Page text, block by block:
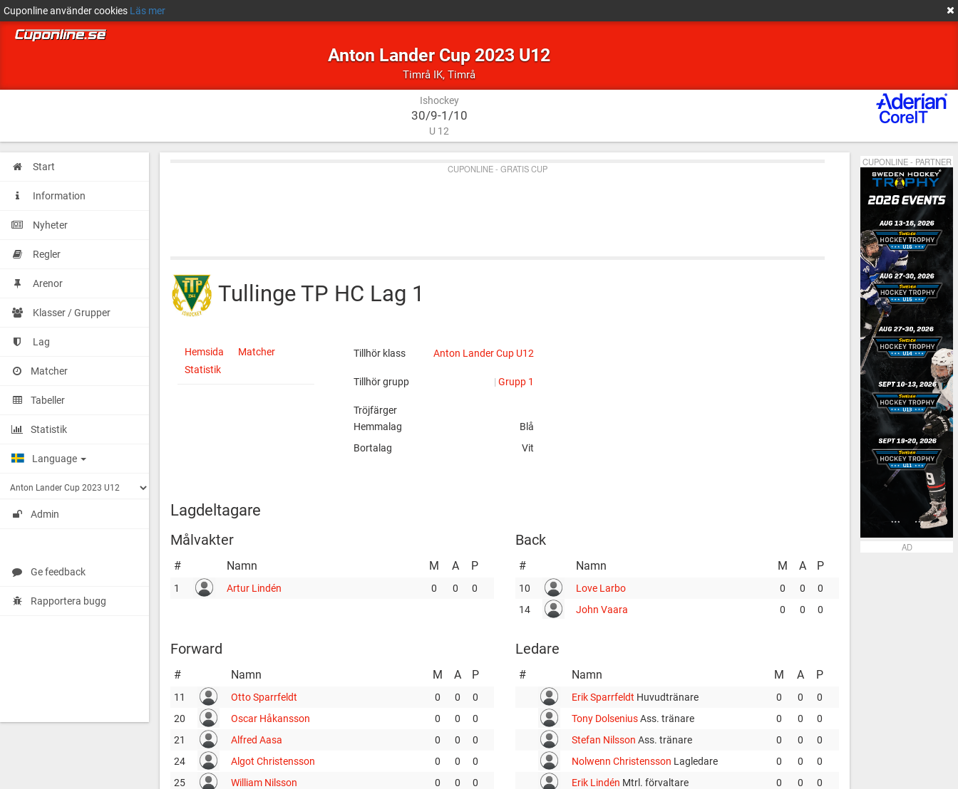
Cuponline använder cookies Läs mer
Anton Lander Cup 2023 U12
Timrå IK, Ishockey
TimråTimrå
Ishockey
30/9-1/10
U 12
Start
Information
Nyheter
Regler
Arenor
Klasser / Grupper
Lag
Matcher
Tabeller
Statistik
Language
Admin
Ge feedback
Rapportera bugg
CUPONLINE - GRATIS CUP
Tullinge TP HC Lag 1
cupid=36706&id=159896
Hemsida
Matcher
Statistik
Tillhör klass Anton Lander Cup U12
Tillhör grupp | Grupp 1
Tröjfärger
Hemmalag
Blå
Bortalag
Vit
Lagdeltagare
Målvakter
# Namn M A P
1 Artur Lindén 0 0 0
Back
# Namn M A P
10 Love Larbo 0 0
0
14
John Vaara 0 0 0
Forward
# Namn M A P
11 Otto Sparrfeldt 0 0
0
20
Oscar Håkansson 0 0
0
21
Alfred Aasa 0 0
0
24
Algot Christensson 0 0
0
25
William Nilsson 0 0 0
Ledare
# Namn M A P
Erik Sparrfeldt Huvudtränare 0 0
0
Tony DolseniusAss. tränare 0 0
0
Stefan Nilsson Ass. tränare 0 0
0
Nolwenn Christensson Lagledare 0 0
0
Erik Lindén Mtrl. förvaltare 0 0
0
CUPONLINE - PARTNER
AD